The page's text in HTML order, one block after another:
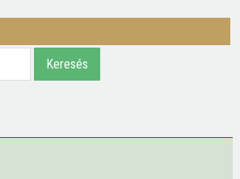
Keresés